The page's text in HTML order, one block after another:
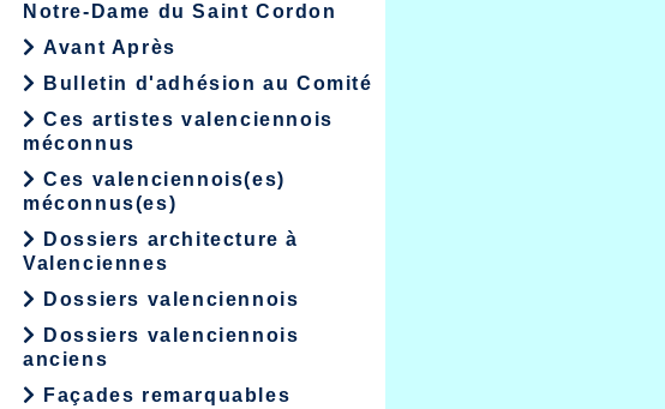
Notre-Dame du Saint Cordon
Avant Après
Bulletin d'adhésion au Comité
Ces artistes valenciennois
méconnus
Ces valenciennois(es)
méconnus(es)
Dossiers architecture à
Valenciennes
Dossiers valenciennois
Dossiers valenciennois
anciens
Façades remarquables